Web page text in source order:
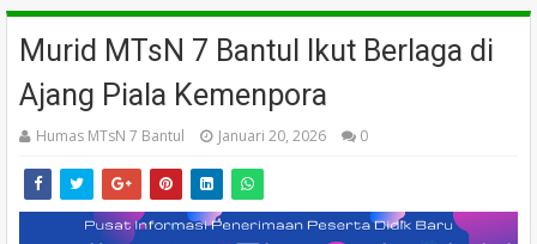
Murid MTsN 7 Bantul Ikut Berlaga di
Ajang Piala Kemenpora
Humas MTsN 7 Bantul Januari 20, 2026 0